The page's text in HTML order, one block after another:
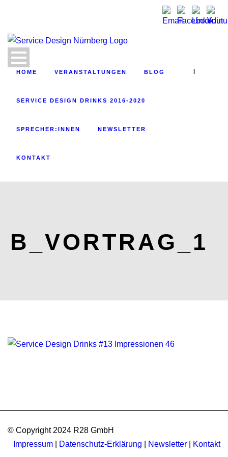
HOME VERANSTALTUNGEN BLOG
SERVICE DESIGN DRINKS 2016-2020
SPRECHER:INNEN NEWSLETTER
KONTAKT
B_VORTRAG_1
© Copyright 2024 R28 GmbH
Impressum
Datenschutz-Erklärung Newsletter Kontakt